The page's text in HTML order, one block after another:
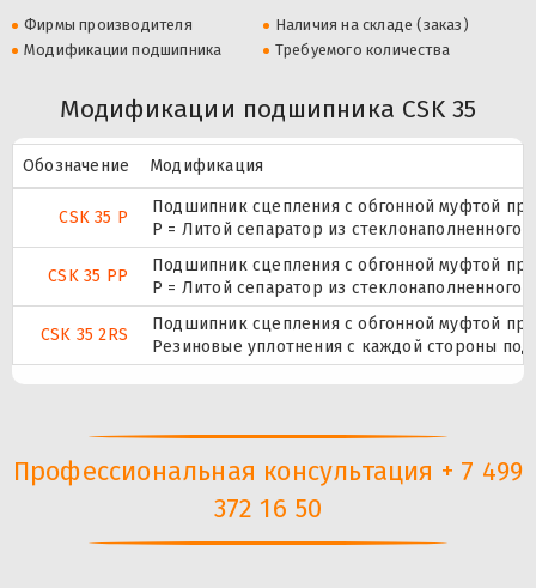
Фирмы производителя
Наличия на складе (заказ)
Модификации подшипника
Требуемого количества
Модификации подшипника CSK 35
Обозначение Модификация
CSK 35 P
Подшипник сцепления с обгонной муфтой
P = Литой сепаратор из
CSK 35 PP
Подшипник сцепления с обгонной муфтой
P = Литой сепаратор из
CSK 35 2RS
Подшипник сцепления с обгонной муфтой
Резиновые уплотнения с каждой стороны
Профессиональная консультация + 7 499
372 16 50